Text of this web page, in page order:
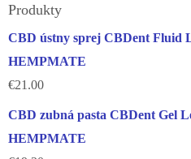
Produkty
CBD ústny sprej CBDent Fluid
HEMPMATE
€21.00
CBD zubná pasta CBDent Gel
HEMPMATE